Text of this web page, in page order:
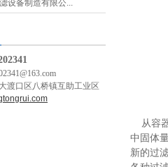
设备制造有限公...
渡口区八桥镇互助工业区
从容器
中固体
新的过